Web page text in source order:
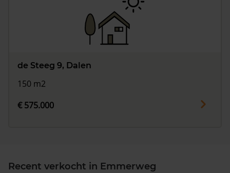
de Steeg 9, Dalen
150 m2
€ 575.000
Recent verkocht in Emmerweg